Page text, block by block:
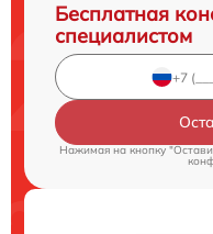
Бесплатная
специалистом
Нажимая на кнопку